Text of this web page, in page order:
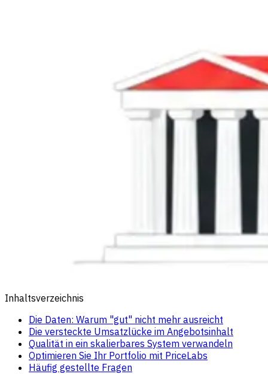
Inhaltsverzeichnis
Die Daten: Warum "gut" nicht mehr ausreicht
Die versteckte Umsatzlücke im Angebotsinhalt
Qualität in ein skalierbares System verwandeln
Optimieren Sie Ihr Portfolio mit PriceLabs
Häufig gestellte Fragen